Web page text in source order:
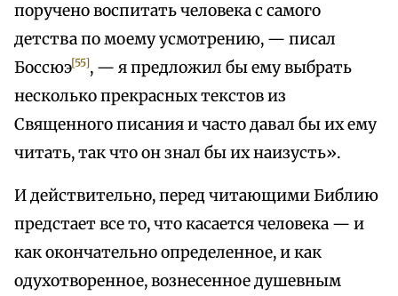
поручено воспитать человека с самого
детства по моему усмотрению, — писал
Боссюэ[55], — я предложил бы ему выбрать
несколько прекрасных текстов из
Священного писания и часто давал бы их ему
читать, так что он знал бы их наизусть».
И действительно, перед читающими Библию
предстает все то, что касается человека — и
как окончательно определенное, и как
одухотворенное, вознесенное душевным